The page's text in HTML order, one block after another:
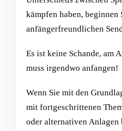
kämpfen haben, beginnen
anfängerfreundlichen
Es ist keine Schande, am
muss irgendwo anfangen!
Wenn Sie mit den
mit fortgeschrittenen
oder alternativen Anlagen